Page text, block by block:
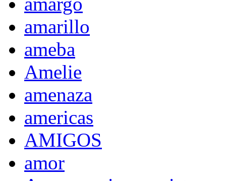
amarillo
ameba
Amelie
amenaza
americas
AMIGOS
amor